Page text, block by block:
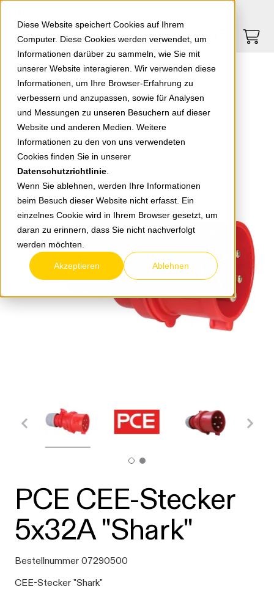
Diese Website speichert Cookies auf Ihrem
Computer. Diese Cookies werden verwendet, um
Informationen darüber zu sammeln, wie Sie mit
unserer Website interagieren. Wir verwenden diese
Informationen, um Ihre Browser-Erfahrung zu
verbessern und anzupassen, sowie für Analysen
und Messungen zu unseren Besuchern auf dieser
Website und anderen Medien. Weitere
Informationen zu den von uns verwendeten
Cookies finden Sie in unserer
Datenschutzrichtlinie
Wenn Sie ablehnen, werden Ihre Informationen
beim Besuch dieser Website nicht erfasst. Ein
einzelnes Cookie wird in Ihrem Browser gesetzt, um
daran zu erinnern, dass Sie nicht nachverfolgt
werden möchten.
Akzeptieren Ablehnen
Springe zu Hauptinhalt Springe zum Footer
0
PCE CEE-Stecker 5x32A "Shark"
zurück zur Übersicht
PCE CEE-Stecker
5x32A "Shark"
Bestellnummer 07290500
CEE-Stecker "Shark"